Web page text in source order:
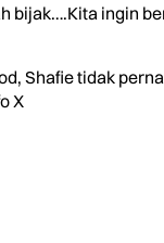
bijak….Kita ingin
Shafie tidak
X